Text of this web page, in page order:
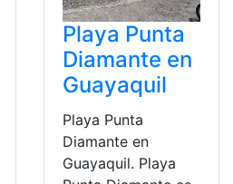
Playa Punta
Diamante en
Guayaquil
Playa Punta
Diamante en
Guayaquil. Playa